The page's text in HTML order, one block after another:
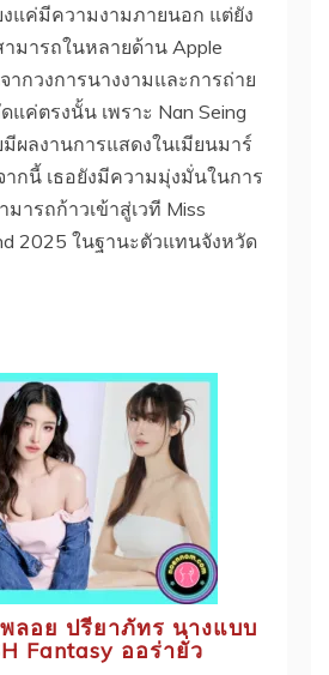
แค่มีความงามภายนอก แต่ยัง
มารถในหลายด้าน Apple
ากวงการนางงามและการถ่าย
แค่ตรงนั้น เพราะ Nan Seing
มีผลงานการแสดงในเมียนมาร์
กนี้ เธอยังมีความมุ่งมั่นในการ
ารถก้าวเข้าสู่เวที Miss
2025 ในฐานะตัวแทนจังหวัด
ลอย ปรียาภัทร นางแบบ
Fantasy ออร่ายั่ว